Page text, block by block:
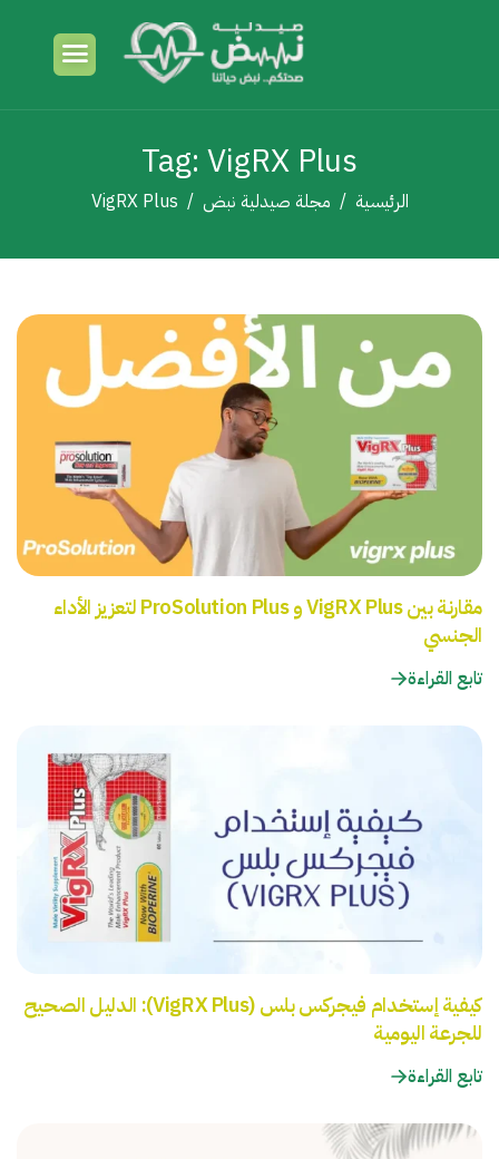
Tag: VigRX Plus
الرئيسية مجلة صيدلية نبض VigRX Plus
مقارنة بين VigRX Plus و ProSolution Plus لتعزيز الأداء
الجنسي
تابع القراءة
كيفية إستخدام فيجركس بلس (VigRX Plus): الدليل الصحيح
للجرعة اليومية
تابع القراءة